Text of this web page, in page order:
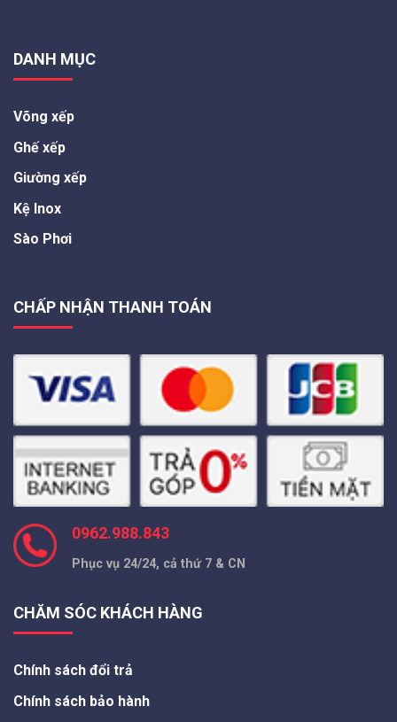
DANH MỤC
Võng xếp
Ghế xếp
Giường xếp
Kệ Inox
Sào Phơi
CHẤP NHẬN THANH TOÁN
0962.988.843
Phục vụ 24/24, cả thứ 7 & CN
CHĂM SÓC KHÁCH HÀNG
Chính sách đổi trả
Chính sách bảo hành